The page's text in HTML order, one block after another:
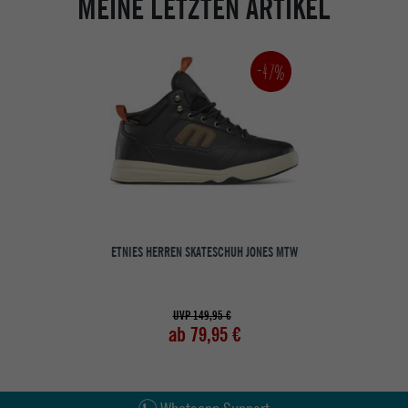
MEINE LETZTEN ARTIKEL
-47%
ETNIES HERREN SKATESCHUH JONES MTW
UVP 149,95 €
ab 79,95 €